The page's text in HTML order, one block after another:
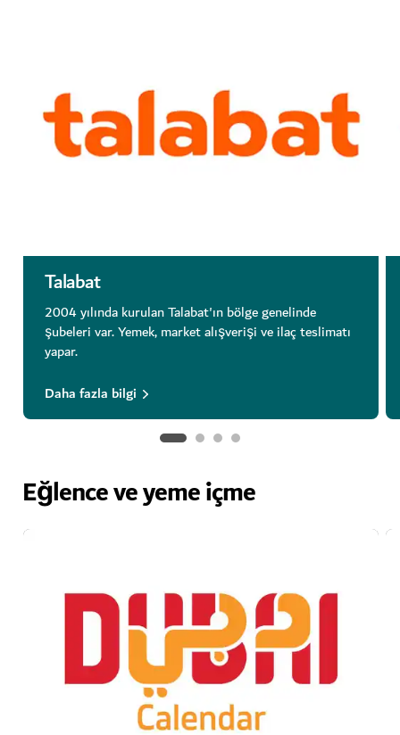
Talabat
2004 yılında kurulan Talabat'ın bölge genelinde
şubeleri var. Yemek, market alışverişi ve ilaç teslimatı
yapar.
Daha fazla bilgi
Eğlence ve yeme içme